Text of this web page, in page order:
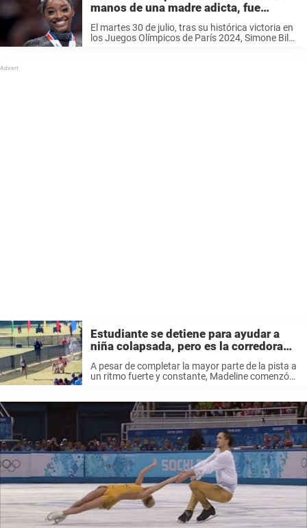
manos de una madre adicta, fue
adoptada por sus abuelos que la
«calmaron» en las competiciones
El martes 30 de julio, tras su histórica victoria en
los Juegos Olímpicos de París 2024, Simone Biles
Estudiante se detiene para ayudar a
niña colapsada, pero es la corredora
detrás de ella la que crea titulares
A pesar de completar la mayor parte de la pista a
un ritmo fuerte y constante, Madeline comenzó
CBS ...